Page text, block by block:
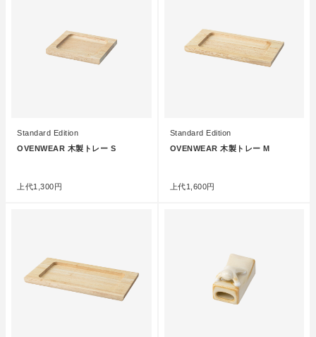
Standard Edition
OVENWEAR 木製トレー S
上代1,300円
Standard Edition
OVENWEAR 木製トレー M
上代1,600円